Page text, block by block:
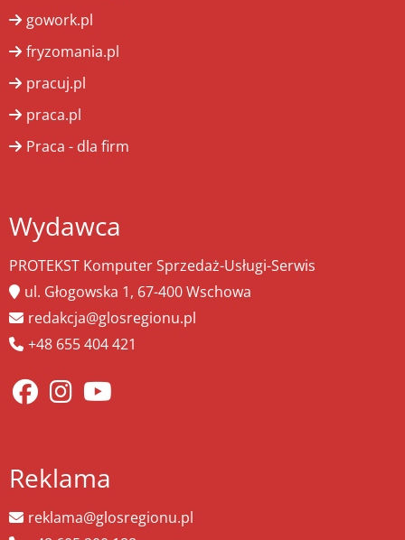
gowork.pl
fryzomania.pl
pracuj.pl
praca.pl
Praca - dla firm
Wydawca
PROTEKST Komputer Sprzedaż-Usługi-Serwis
ul. Głogowska 1, 67-400 Wschowa
redakcja@glosregionu.pl
+48 655 404 421
Reklama
reklama@glosregionu.pl